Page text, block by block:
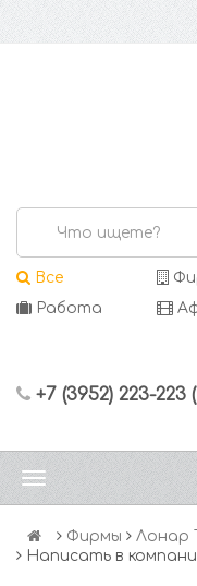
Все
Работа
+7 (3952) 223-
Фирмы
Лонар
Написать в